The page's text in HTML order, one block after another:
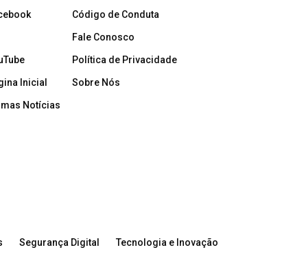
Inicial
Notícias
Código de Conduta
Fale Conosco
Política de Privacidade
Sobre Nós
Segurança Digital
Tecnologia e Inovação